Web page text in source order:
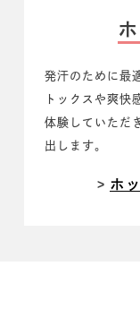
発汗のために最
トックスや爽快
体験していただ
出します。
ホ